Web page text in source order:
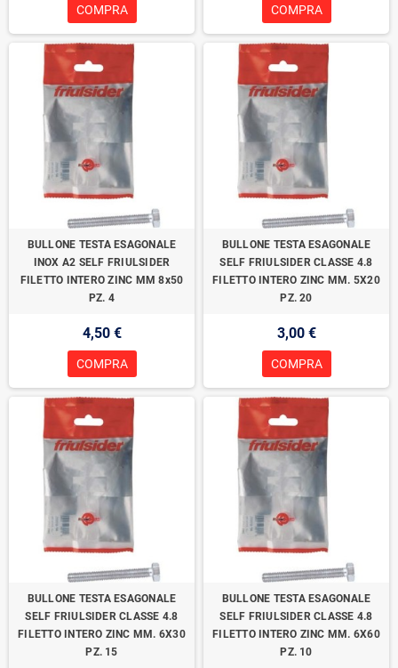
COMPRA COMPRA
BULLONE TESTA ESAGONALE
INOX A2 SELF FRIULSIDER
FILETTO INTERO ZINC MM 8x50
PZ. 4
4,50 €
COMPRA
BULLONE TESTA ESAGONALE
SELF FRIULSIDER CLASSE 4.8
FILETTO INTERO ZINC MM. 5X20
PZ. 20
3,00 €
COMPRA
BULLONE TESTA ESAGONALE
SELF FRIULSIDER CLASSE 4.8
FILETTO INTERO ZINC MM. 6X30
PZ. 15
BULLONE TESTA ESAGONALE
SELF FRIULSIDER CLASSE 4.8
FILETTO INTERO ZINC MM. 6X60
PZ. 10